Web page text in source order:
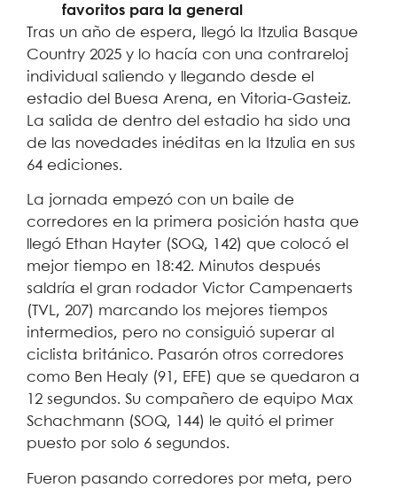
favoritos para la general
Tras un año de espera, llegó la Itzulia Basque
Country 2025 y lo hacía con una contrareloj
individual saliendo y llegando desde el
estadio del Buesa Arena, en Vitoria-Gasteiz.
La salida de dentro del estadio ha sido una
de las novedades inéditas en la Itzulia en sus
64 ediciones.
La jornada empezó con un baile de
corredores en la primera posición hasta que
llegó Ethan Hayter (SOQ, 142) que colocó el
mejor tiempo en 18:42. Minutos después
saldría el gran rodador Victor Campenaerts
(TVL, 207) marcando los mejores tiempos
intermedios, pero no consiguió superar al
ciclista británico. Pasarón otros corredores
como Ben Healy (91, EFE) que se quedaron a
12 segundos. Su compañero de equipo Max
Schachmann (SOQ, 144) le quitó el primer
puesto por solo 6 segundos.
Fueron pasando corredores por meta, pero